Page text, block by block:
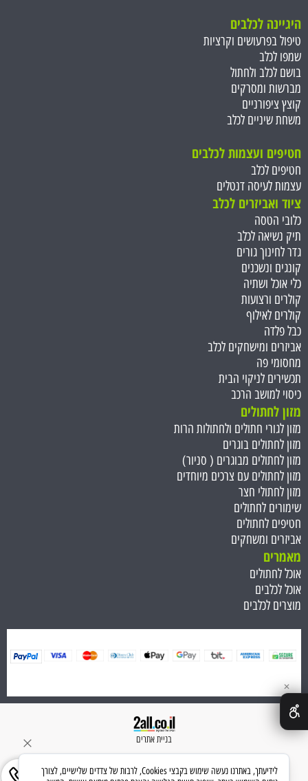
היגיינה לכלבים
טיפול בפרעושים וקרציות
שמפו לכלב
בושם לכלב ולחתול
מברשות ומסרקים
קוצץ ציפורניים
משחת שיניים לכלב
חטיפים ועצמות לכלבים
חטיפים לכלב
עצמות לעיסה דנטלים
ציוד ואביזרים לכלב
כלובי הטסה
תיק נשיאה לכלב
גדר לחינוך גורים
קונגים ונשכנים
כלי אוכל ושתיה
קולרים ורצועות
קולרים לאילוף
כבל פלדה
אביזרים ומישחקים לכלב
מחסומי פה
תכשירים לניקוי הבית
כיסוי למושב הרכב
מזון לחתולים
מזון לגורי חתולים ולחתולות הרות
מזון לחתולים בוגרים
מזון לחתולים מבוגרים ( סניור)
מזון לחתולים עם צרכים מיוחדים
מזון לחתולי חצר
שימורים לחתולים
חטיפים לחתולים
אביזרים ומשחקים
מאמרים
אוכל לחתולים
אוכל לכלבים
מוצרים לכלבים
בניית אתרים
✕
לידיעתך, באתרנו נעשה שימוש בקבצי Cookies, לרבות של צדדים שלישיים, לצורך